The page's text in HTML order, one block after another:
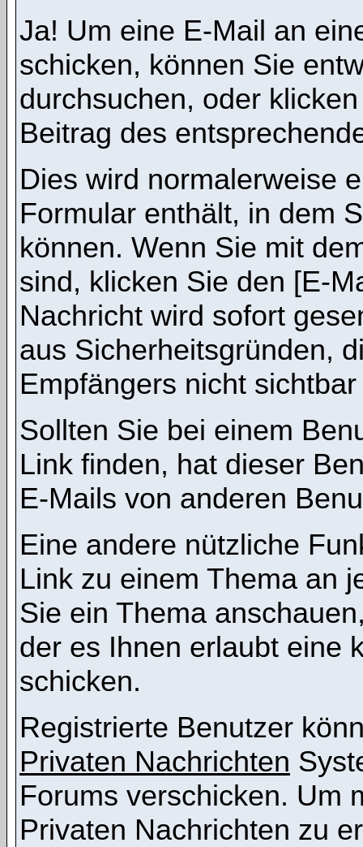
Ja! Um eine E-Mail an
schicken, können Sie
durchsuchen, oder
Beitrag des
Dies wird normalerweise
Formular enthält, in dem
können. Wenn Sie mit
sind, klicken Sie den [E-
Nachricht wird sofort
aus Sicherheitsgründen,
Empfängers nicht
Sollten Sie bei einem
Link finden, hat dieser
E-Mails von anderen
Eine andere nützliche
Link zu einem Thema an
Sie ein Thema
der es Ihnen erlaubt eine
schicken.
Registrierte Benutzer
Privaten Nachrichten
Forums verschicken. Um
Privaten Nachrichten zu